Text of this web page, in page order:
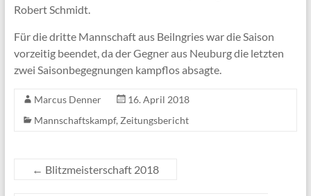
Robert Schmidt.
Für die dritte Mannschaft aus Beilngries war die Saison
vorzeitig beendet, da der Gegner aus Neuburg die letzten
zwei Saisonbegegnungen kampflos absagte.
Marcus Denner
16. April 2018
Mannschaftskampf, Zeitungsbericht
← Blitzmeisterschaft 2018